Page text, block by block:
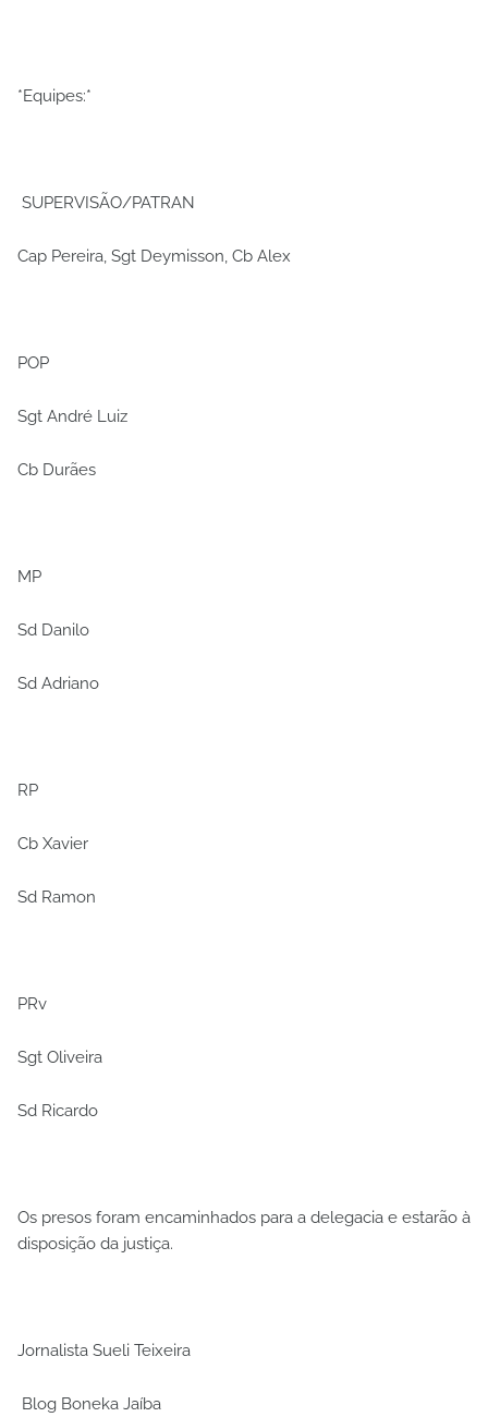
*Equipes:*
SUPERVISÃO/PATRAN
Cap Pereira, Sgt Deymisson, Cb Alex
POP
Sgt André Luiz
Cb Durães
MP
Sd Danilo
Sd Adriano
RP
Cb Xavier
Sd Ramon
PRv
Sgt Oliveira
Sd Ricardo
Os presos foram encaminhados para a delegacia e estarão à
disposição da justiça.
Jornalista Sueli Teixeira
Blog Boneka Jaíba